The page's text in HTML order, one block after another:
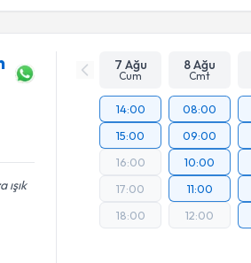
7 Ağu
Cum
8 Ağu
Cmt
14:00
15:00
16:00
17:00
18:00
08:00
09:00
10:00
11:00
12:00